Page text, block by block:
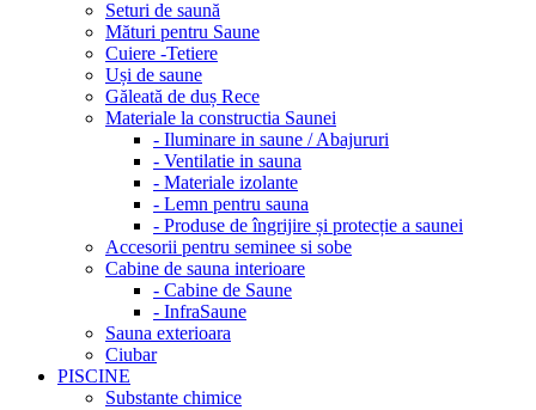
Seturi de saună
Mături pentru Saune
Cuiere -Tetiere
Uși de saune
Găleată de duș Rece
Materiale la constructia Saunei
- Iluminare in saune / Abajururi
- Ventilatie in sauna
- Materiale izolante
- Lemn pentru sauna
- Produse de îngrijire și protecție a saunei
Accesorii pentru seminee si sobe
Cabine de sauna interioare
- Cabine de Saune
- InfraSaune
Sauna exterioara
Ciubar
PISCINE
Substante chimice